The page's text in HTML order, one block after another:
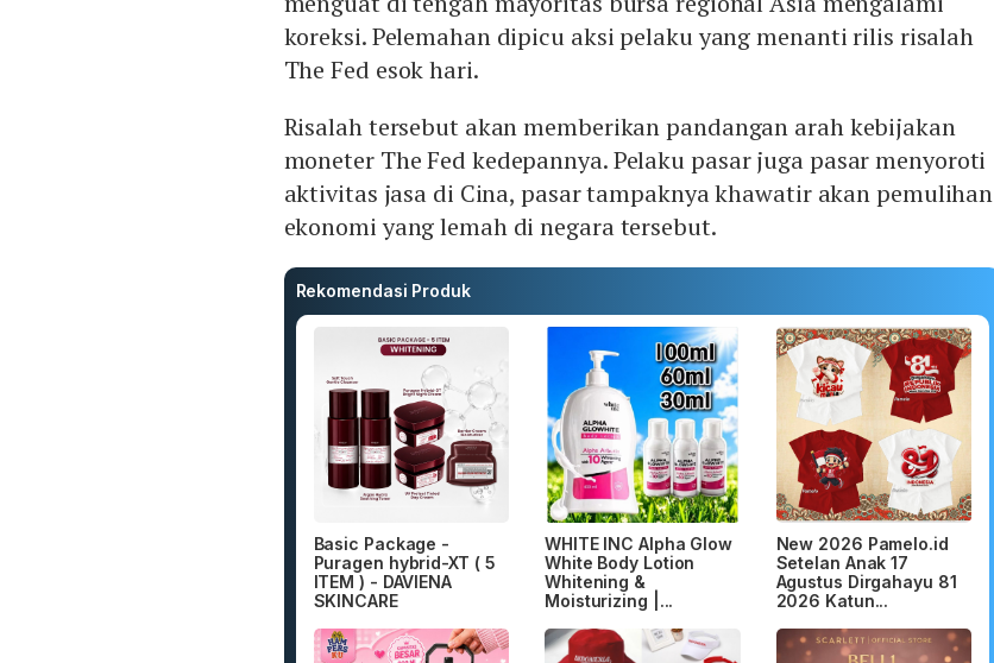
koreksi. Pelemahan dipicu aksi pelaku yang menanti rilis risalah
The Fed esok hari.
Risalah tersebut akan memberikan pandangan arah kebijakan
moneter The Fed kedepannya. Pelaku pasar juga pasar menyoroti
aktivitas jasa di Cina, pasar tampaknya khawatir akan pemulihan
ekonomi yang lemah di negara tersebut.
Rekomendasi Produk
Basic Package -
Puragen hybrid-XT ( 5
ITEM ) - DAVIENA
SKINCARE
WHITE INC Alpha Glow
White Body Lotion
Whitening &
Moisturizing |...
New 2026 Pamelo.id
Setelan Anak 17
Agustus Dirgahayu 81
2026 Katun...